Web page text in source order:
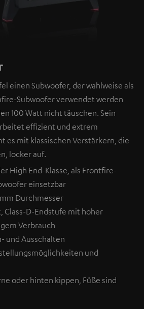
einen Subwoofer, der wahlweise als
Subwoofer verwendet werden
100 Watt nicht täuschen. Sein
effizient und extrem
es mit klassischen Verstärkern, die
locker auf.
High End-Klasse, als Frontfire-
einsetzbar
Durchmesser
Class-D-Endstufe mit hoher
Verbrauch
und Ausschalten
und
oder hinten kippen, Füße sind